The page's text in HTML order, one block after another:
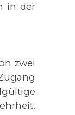
in der
zwei